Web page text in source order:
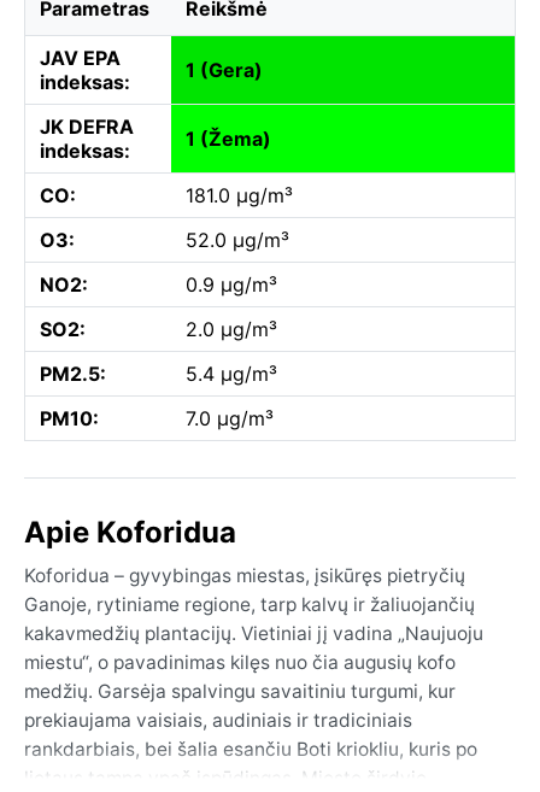
Parametras Reikšmė
JAV EPA
indeksas:
1 (Gera)
JK DEFRA
indeksas:
1 (Žema)
CO:
181.0 µg/m³
O3:
52.0 µg/m³
NO2:
0.9 µg/m³
SO2:
2.0 µg/m³
PM2.5:
5.4 µg/m³
PM10:
7.0 µg/m³
Apie Koforidua
Koforidua – gyvybingas miestas, įsikūręs pietryčių
Ganoje, rytiniame regione, tarp kalvų ir žaliuojančių
kakavmedžių plantacijų. Vietiniai jį vadina „Naujuoju
miestu“, o pavadinimas kilęs nuo čia augusių kofo
medžių. Garsėja spalvingu savaitiniu turgumi, kur
prekiaujama vaisiais, audiniais ir tradiciniais
rankdarbiais, bei šalia esančiu Boti kriokliu, kuris po
lietaus tampa ypač įspūdingas. Miesto širdyje